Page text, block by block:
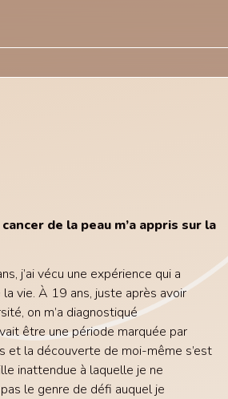
de la peau m’a appris sur la
j’ai vécu une expérience qui a
vie. À 19 ans, juste après avoir
on m’a diagnostiqué
être une période marquée par
et la découverte de moi-même s’est
inattendue à laquelle je ne
le genre de défi auquel je